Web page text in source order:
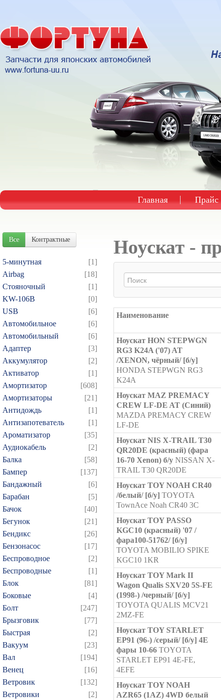
Главная Прайс
Все Контрактные
5-минутная
[1]
Airbag
[18]
Cтояночный
[1]
KW-106B
[0]
USB
[6]
Автомобильное
[6]
Автомобильный
[6]
Адаптер
[3]
Аккумулятор
[2]
Активатор
[1]
Амортизатор
[608]
Амортизаторы
[21]
Антидождь
[1]
Антизапотеватель
[1]
Ароматизатор
[35]
Аудиокабель
[2]
Балка
[58]
Бампер
[137]
Бандажный
[6]
Барабан
[5]
Бачок
[40]
Бегунок
[21]
Бендикс
[26]
Бензонасос
[17]
Беспроводное
[2]
Беспроводные
[1]
Блок
[81]
Боковые
[4]
Болт
[247]
Брызговик
[77]
Быстрая
[2]
Вакуум
[23]
Вал
[194]
Венец
[16]
Ветровик
[132]
Ветровики
[2]
Ноускат -
Наименование
Ноускат HON STEPWGN
RG3 K24A ('07) AT
/XENON, чёрный/ [б/у]
HONDA STEPWGN RG3
K24A
Ноускат MAZ PREMACY
CREW LF-DE AT (Синий)
MAZDA PREMACY CREW
LF-DE
Ноускат NIS X-TRAIL T30
QR20DE (красный) (фара
16-70 Xenon) б/у NISSAN X-
TRAIL T30 QR20DE
Ноускат TOY NOAH CR40
/белый/ [б/у] TOYOTA
TownAce Noah CR40 3C
Ноускат TOY PASSO
KGC10 (красный) '07 /
фара100-51762/ [б/у]
TOYOTA MOBILIO SPIKE
KGC10 1KR
Ноускат TOY Mark II
Wagon Qualis SXV20 5S-FE
(1998-) /черный/ [б/у]
TOYOTA QUALIS MCV21
2MZ-FE
Ноускат TOY STARLET
EP91 (96-) /серый/ [б/у] 4Е
фары 10-66 TOYOTA
STARLET EP91 4E-FE,
4EFE
Ноускат TOY NOAH
AZR65 (1AZ) 4WD белый